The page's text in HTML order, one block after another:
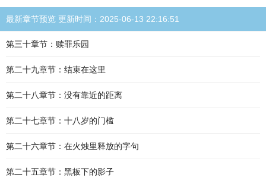
最新章节预览 更新时间：2025-06-13 22:16:51
第三十章节：赎罪乐园
第二十九章节：结束在这里
第二十八章节：没有靠近的距离
第二十七章节：十八岁的门槛
第二十六章节：在火烛里释放的字句
第二十五章节：黑板下的影子